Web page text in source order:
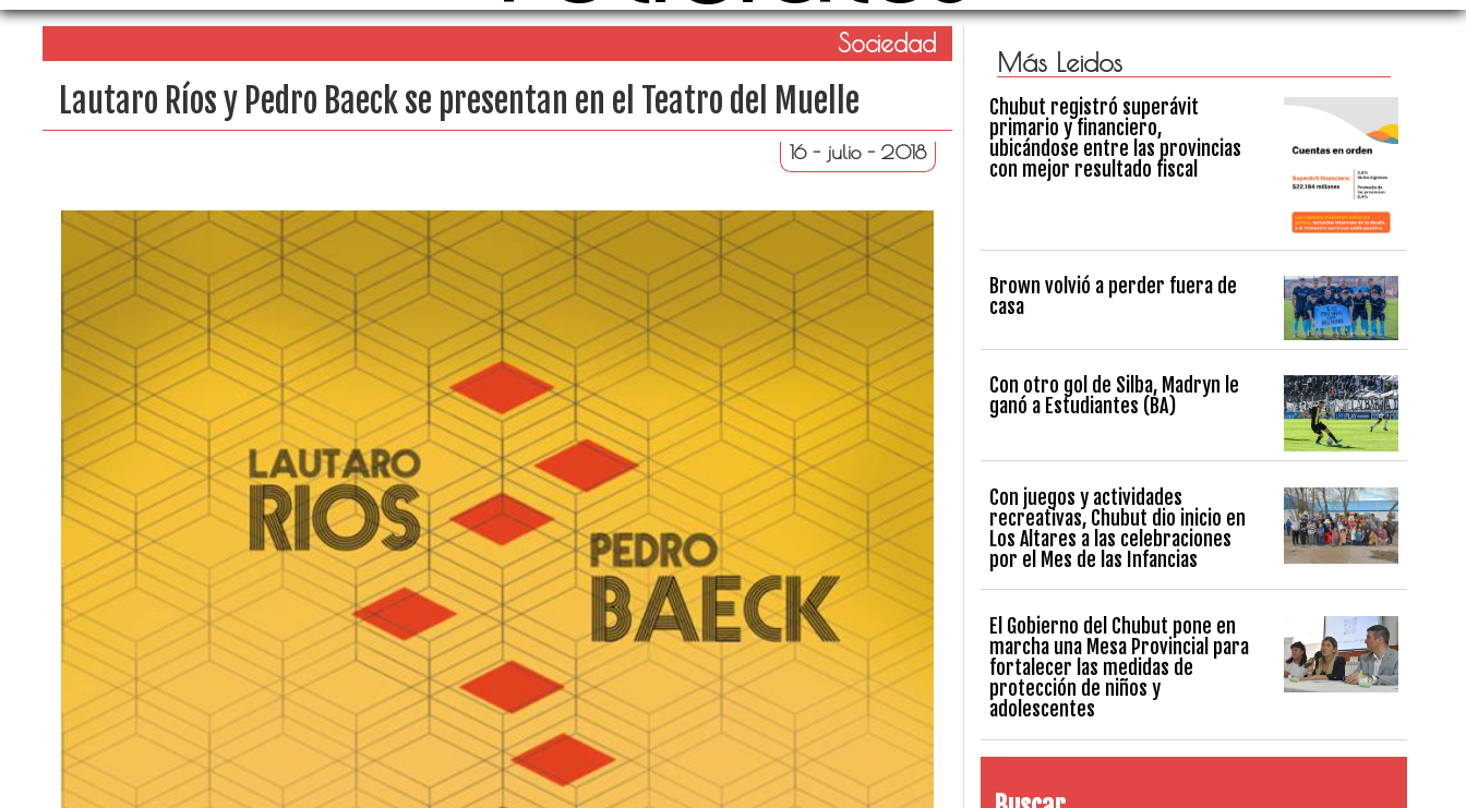
Sociedad
Lautaro Ríos y Pedro Baeck se presentan en el Teatro del Muelle
16 - julio - 2018
Más Leidos
Chubut registró superávit
primario y financiero,
ubicándose entre las provincias
con mejor resultado fiscal
Brown volvió a perder fuera de
casa
Con otro gol de Silba, Madryn le
ganó a Estudiantes (BA)
Con juegos y actividades
recreativas, Chubut dio inicio en
Los Altares a las celebraciones
por el Mes de las Infancias
El Gobierno del Chubut pone en
marcha una Mesa Provincial para
fortalecer las medidas de
protección de niños y
adolescentes